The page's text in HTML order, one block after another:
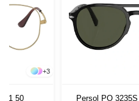
+3
50
Persol PO 3235S